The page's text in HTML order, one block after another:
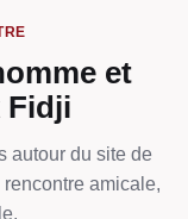
et
Fidji
autour du site de
amicale,